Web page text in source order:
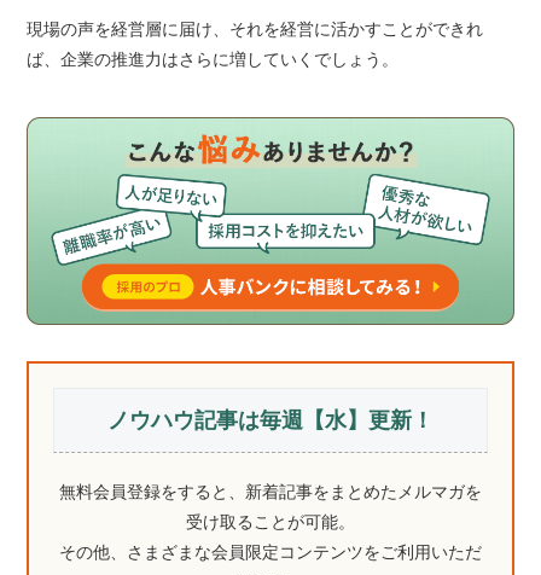
現場の声を経営層に届け、それを経営に活かすことができれ
ば、企業の推進力はさらに増していくでしょう。
ノウハウ記事は毎週【水】更新！
無料会員登録をすると、新着記事をまとめたメルマガを
受け取ることが可能。
その他、さまざまな会員限定コンテンツをご利用いただ